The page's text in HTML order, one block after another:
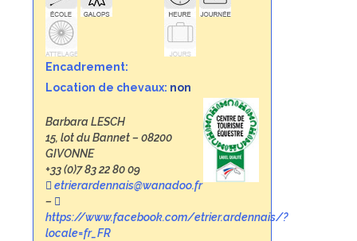
Encadrement:
Location de chevaux: non
Barbara LESCH
15, lot du Bannet – 08200
GIVONNE
+33 (0)7 83 22 80 09
etrierardennais@wanadoo.fr
–
https://www.facebook.com/etrier.ardennais/?
locale=fr_FR